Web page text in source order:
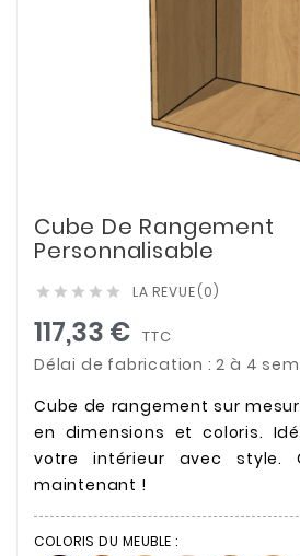
Cube De Rangement
Personnalisable
     LA REVUE(0)
117,33 € TTC
Délai de fabrication : 2 à 4
Cube de rangement sur
en dimensions et coloris.
votre intérieur avec style.
maintenant !
COLORIS DU MEUBLE :